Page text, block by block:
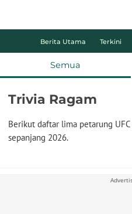
Berita Utama Terkini
Semua
Trivia Ragam
Berikut daftar lima petarung
sepanjang 2026.